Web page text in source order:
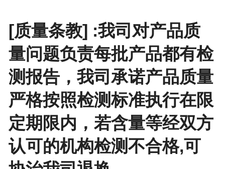
[质量条教] :我司对产品质
量问题负责每批产品都有检
测报告，我司承诺产品质量
严格按照检测标准执行在限
定期限内，若含量等经双方
认可的机构检测不合格,可